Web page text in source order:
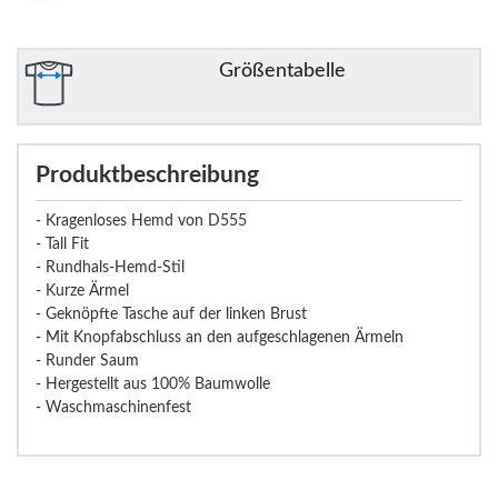
Größentabelle
Produktbeschreibung
- Kragenloses Hemd von D555
- Tall Fit
- Rundhals-Hemd-Stil
- Kurze Ärmel
- Geknöpfte Tasche auf der linken Brust
- Mit Knopfabschluss an den aufgeschlagenen Ärmeln
- Runder Saum
- Hergestellt aus 100% Baumwolle
- Waschmaschinenfest